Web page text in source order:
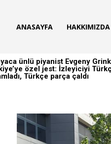
ANASAYFA HAKKIMIZDA
ünlü piyanist Evgeny
özel jest: İzleyiciyi
Türkçe parça çaldı